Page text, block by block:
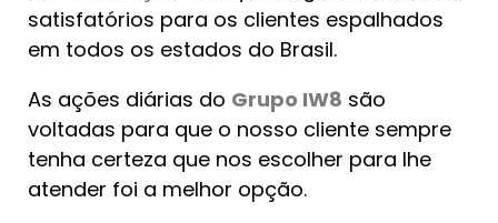
satisfatórios para os clientes espalhados
em todos os estados do Brasil.
As ações diárias do Grupo IW8 são
voltadas para que o nosso cliente sempre
tenha certeza que nos escolher para lhe
atender foi a melhor opção.